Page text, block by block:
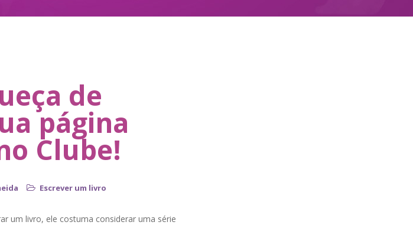
de
página
Clube!
Escrever um livro
um livro, ele costuma considerar uma série